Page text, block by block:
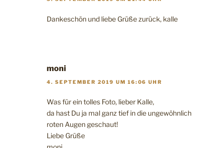
Dankeschön und liebe Grüße zurück, kalle
moni
4. SEPTEMBER 2019 UM 16:06 UHR
Was für ein tolles Foto, lieber Kalle,
da hast Du ja mal ganz tief in die ungewöhnlich
roten Augen geschaut!
Liebe Grüße